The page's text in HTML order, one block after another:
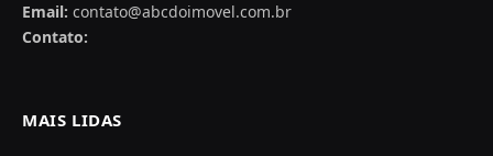
Email: contato@abcdoimovel.com.br
Contato:
MAIS LIDAS